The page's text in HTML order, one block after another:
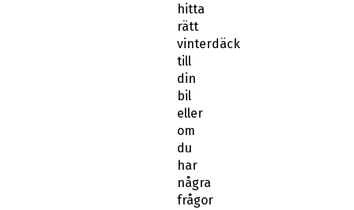
hitta
rätt
vinterdäck
till
din
bil
eller
om
du
har
några
frågor